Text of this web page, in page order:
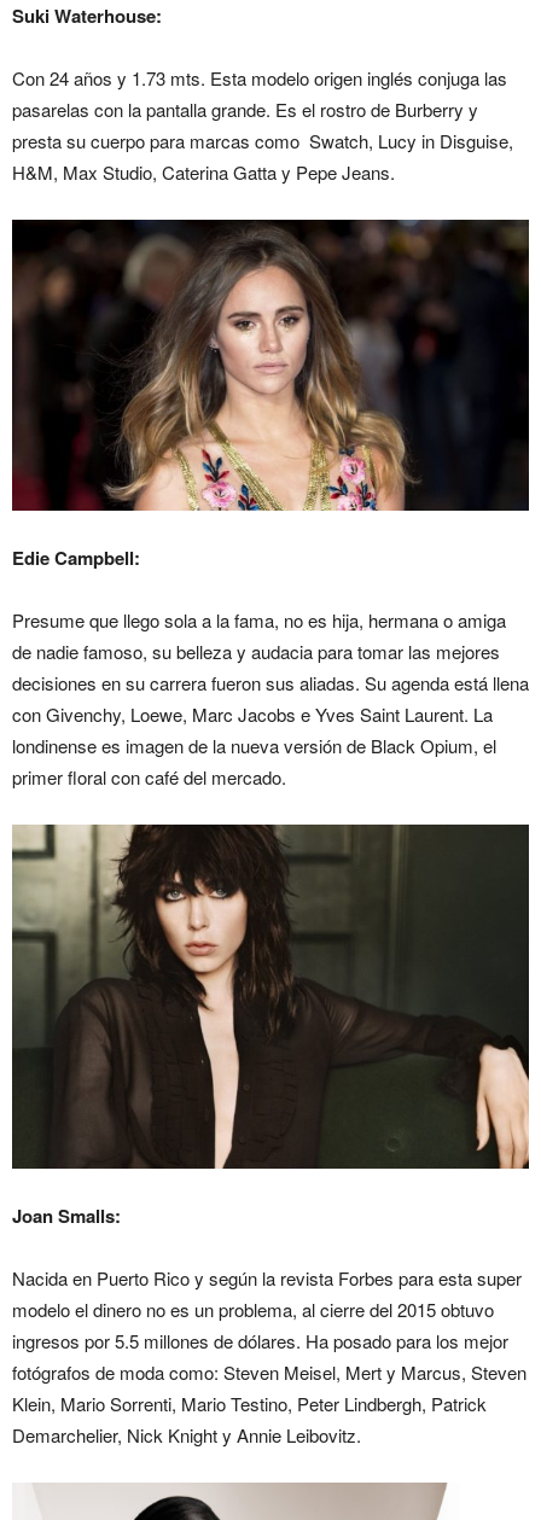
Suki Waterhouse:
Con 24 años y 1.73 mts. Esta modelo origen inglés conjuga las
pasarelas con la pantalla grande. Es el rostro de Burberry y
presta su cuerpo para marcas como Swatch, Lucy in Disguise,
H&M, Max Studio, Caterina Gatta y Pepe Jeans.
Edie Campbell:
Presume que llego sola a la fama, no es hija, hermana o amiga
de nadie famoso, su belleza y audacia para tomar las mejores
decisiones en su carrera fueron sus aliadas. Su agenda está llena
con Givenchy, Loewe, Marc Jacobs e Yves Saint Laurent. La
londinense es imagen de la nueva versión de Black Opium, el
primer floral con café del mercado.
Joan Smalls:
Nacida en Puerto Rico y según la revista Forbes para esta super
modelo el dinero no es un problema, al cierre del 2015 obtuvo
ingresos por 5.5 millones de dólares. Ha posado para los mejor
fotógrafos de moda como: Steven Meisel, Mert y Marcus, Steven
Klein, Mario Sorrenti, Mario Testino, Peter Lindbergh, Patrick
Demarchelier, Nick Knight y Annie Leibovitz.